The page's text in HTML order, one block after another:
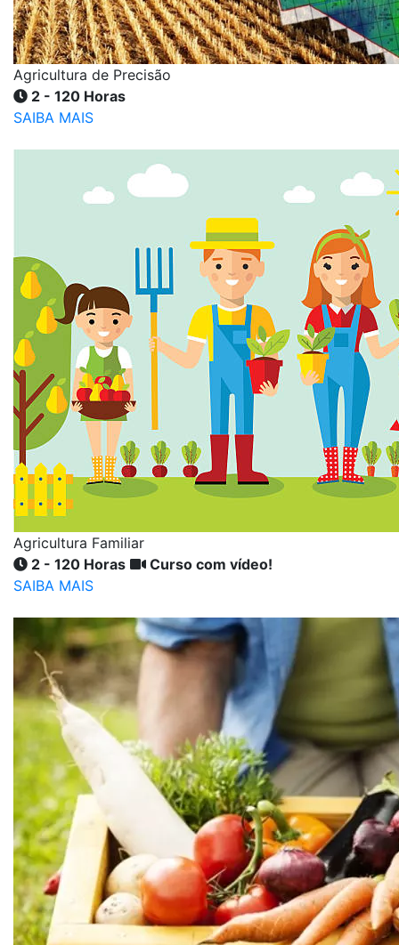
Agricultura de Precisão
2 - 120 Horas
SAIBA MAIS
Agricultura Familiar
2 - 120 Horas
Curso com vídeo!
SAIBA MAIS